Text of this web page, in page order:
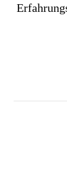
Weight